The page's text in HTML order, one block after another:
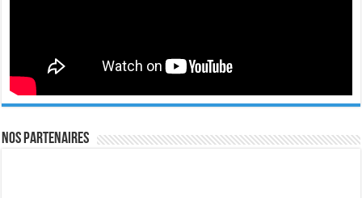
Nos Partenaires